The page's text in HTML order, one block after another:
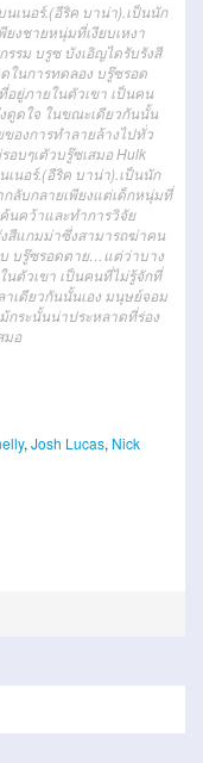
เนอร์.(อีริค บาน่า).เป็นนัก
งชายหนุ่มที่เงียบเหงา
รม บรูซ บังเอิญไดรับรังสี
ในการทดลอง บรู๊ซรอด
อยู่ภายในตัวเขา เป็นคน
ดูดใจ ในขณะเดียวกันนั้น
องการทำลายล้างไปทั่ว
บๆเตัวบรู๊ซเสมอ Hulk
นอร์.(อีริค บาน่า).เป็นนัก
ลับกลายเพียงแต่เด็กหนุ่มที่
นคว้าและทำการวิจัย
สีแกมม่าซึ่งสามารถฆ่าคน
บ บรู๊ซรอดตาย…แต่ว่าบาง
นตัวเขา เป็นคนที่ไม่รู้จักที่
าเดียวกันนั้นเอง มนุษย์จอม
กระนั้นน่าประหลาดที่ร่อง
มอ
, Josh Lucas, Nick